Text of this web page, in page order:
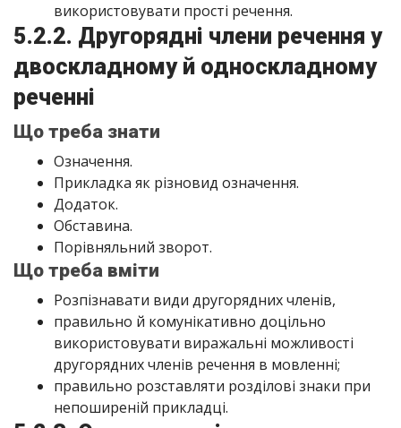
використовувати прості речення.
5.2.2. Другорядні члени речення у
двоскладному й односкладному
реченні
Що треба знати
Означення.
Прикладка як різновид означення.
Додаток.
Обставина.
Порівняльний зворот.
Що треба вміти
Розпізнавати види другорядних членів,
правильно й комунікативно доцільно
використовувати виражальні можливості
другорядних членів речення в мовленні;
правильно розставляти розділові знаки при
непоширеній прикладці.